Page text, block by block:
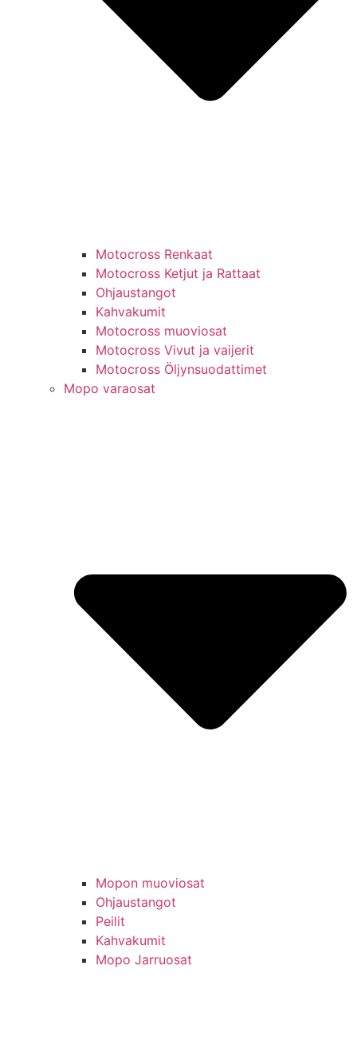
Motocross Renkaat
Motocross Ketjut ja Rattaat
Ohjaustangot
Kahvakumit
Motocross muoviosat
Motocross Vivut ja vaijerit
Motocross Öljynsuodattimet
Mopo varaosat
Mopon muoviosat
Ohjaustangot
Peilit
Kahvakumit
Mopo Jarruosat